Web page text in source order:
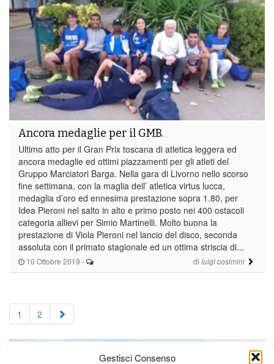
Gestisci Consenso
10 Ottobre 2019 - di luigi cosimini
Ancora medaglie per il GMB.
Ultimo atto per il Gran Prix toscana di atletica leggera ed
ancora medaglie ed ottimi piazzamenti per gli atleti del
Gruppo Marciatori Barga. Nella gara di Livorno nello scorso
fine settimana, con la maglia dell’ atletica virtus lucca,
medaglia d’oro ed ennesima prestazione sopra 1.80, per
Idea Pieroni nel salto in alto e primo posto nei 400 ostacoli
categoria allievi per Simio Martinelli. Molto buona la
prestazione di Viola Pieroni nel lancio del disco, seconda
assoluta con il primato stagionale ed un ottima striscia di...
1 2